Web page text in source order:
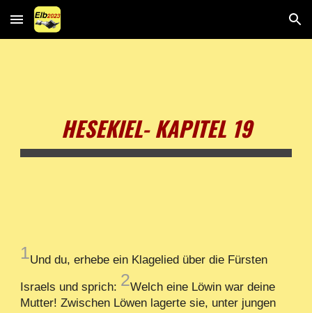
Skip to main content Skip to navigation
HESEKIEL- KAPITEL 19
1Und du, erhebe ein Klagelied über die Fürsten
Israels und sprich: 2Welch eine Löwin war deine
Mutter! Zwischen Löwen lagerte sie, unter jungen